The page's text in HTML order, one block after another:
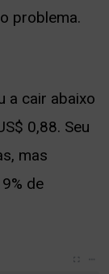
problema.
a cair abaixo
0,88. Seu
mas
de